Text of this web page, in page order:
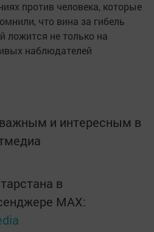
против человека, которые
что вина за гибель
ложится не только на
наблюдателей
и интересным в
в
MАХ: